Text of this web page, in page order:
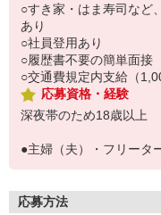
○すき家・はま寿司など
あり
○社員登用あり
○履歴書不要の簡単面接
○交通費規定内支給（
応募資格・経験
深夜帯のため18歳以上
●主婦（夫）・フリータ
応募方法